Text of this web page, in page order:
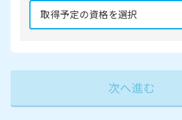
2027年 2028年 2029年